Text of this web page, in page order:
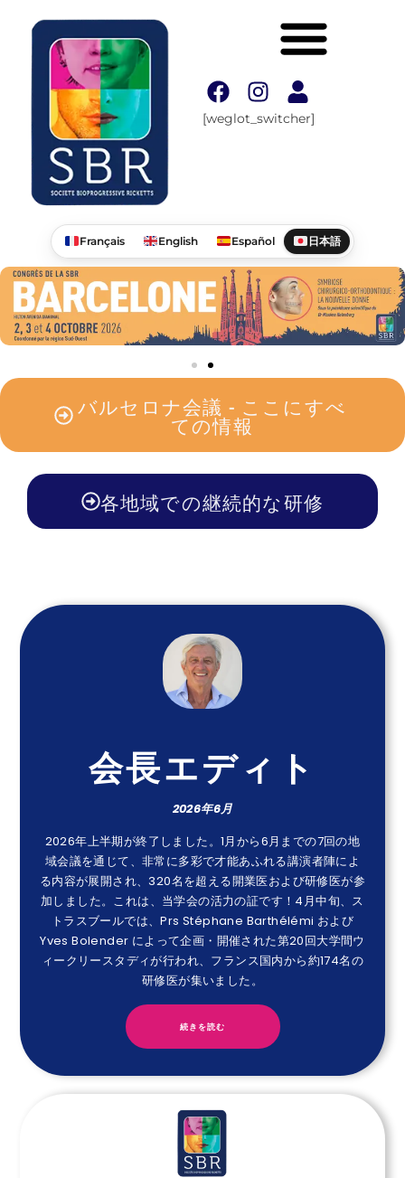
[weglot_switcher]
Français English Español 日本語
バルセロナ会議 - ここにすべ
ての情報
各地域での継続的な研修
会長エディト
2026年6月
2026年上半期が終了しました。1月から6月までの7回の地
域会議を通じて、非常に多彩で才能あふれる講演者陣によ
る内容が展開され、320名を超える開業医および研修医が参
加しました。これは、当学会の活力の証です！4月中旬、ス
トラスブールでは、Prs Stéphane Barthélémi および
Yves Bolender によって企画・開催された第20回大学間ウ
ィークリースタディが行われ、フランス国内から約174名の
研修医が集いました。
続きを読む